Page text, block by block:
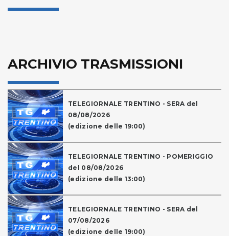
ARCHIVIO TRASMISSIONI
TELEGIORNALE TRENTINO - SERA del
08/08/2026
(edizione delle 19:00)
TELEGIORNALE TRENTINO - POMERIGGIO
del 08/08/2026
(edizione delle 13:00)
TELEGIORNALE TRENTINO - SERA del
07/08/2026
(edizione delle 19:00)